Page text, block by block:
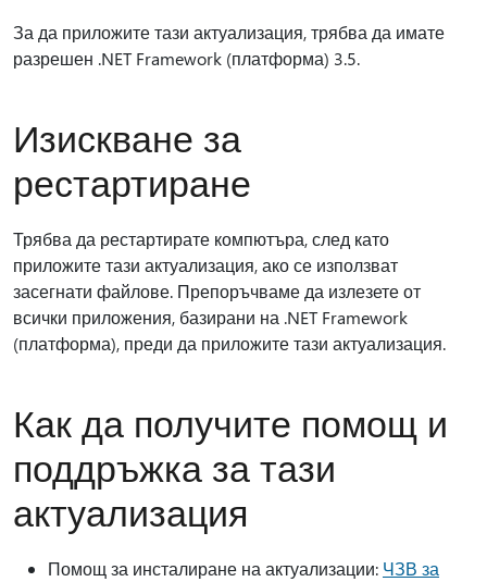
За да приложите тази актуализация, трябва да имате
разрешен .NET Framework (платформа) 3.5.
Изискване за
рестартиране
Трябва да рестартирате компютъра, след като
приложите тази актуализация, ако се използват
засегнати файлове. Препоръчваме да излезете от
всички приложения, базирани на .NET Framework
(платформа), преди да приложите тази актуализация.
Как да получите помощ и
поддръжка за тази
актуализация
Помощ за инсталиране на актуализации: ЧЗВ за